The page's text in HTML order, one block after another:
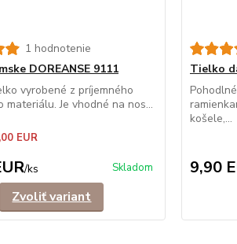
1 hodnotenie
DOREANSE 9111
vyrobené z príjemného
materiálu. Je vhodné na nos...
EUR
/ks Skladom
Zvoliť variant
Tielko
košele,...
9,90